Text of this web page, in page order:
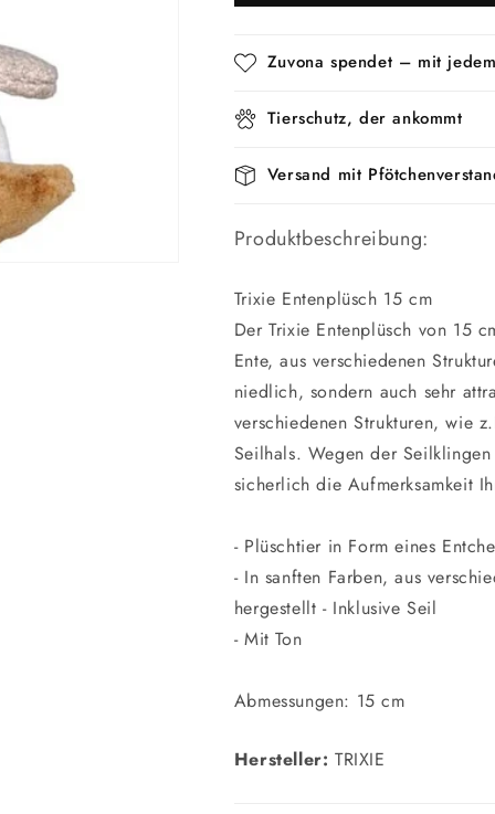
Zuvona spendet – mit
Tierschutz, der ankommt
Versand mit
Produktbeschreibung:
Trixie Entenplüsch 15 cm
Der Trixie Entenplüsch von 15
Ente, aus verschiedenen
niedlich, sondern auch sehr
verschiedenen Strukturen, wie
Seilhals. Wegen der
sicherlich die Aufmerksamkeit
- Plüschtier in Form eines
- In sanften Farben, aus
hergestellt - Inklusive Seil
- Mit Ton
Abmessungen: 15 cm
Hersteller: TRIXIE